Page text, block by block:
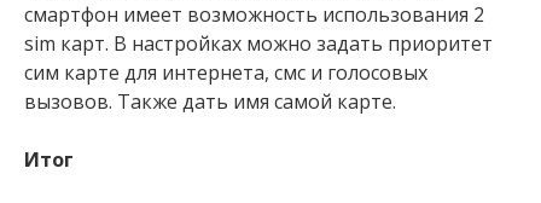
смартфон имеет возможность использования 2
sim карт. В настройках можно задать приоритет
сим карте для интернета, смс и голосовых
вызовов. Также дать имя самой карте.
Итог